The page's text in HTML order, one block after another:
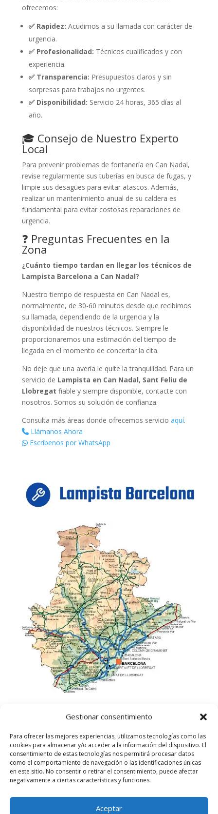
Gestionar consentimiento
Para ofrecer las mejores experiencias, utilizamos tecnologías como las
cookies para almacenar y/o acceder a la información del dispositivo. El
consentimiento de estas tecnologías nos permitirá procesar datos
como el comportamiento de navegación o las identificaciones únicas
en este sitio. No consentir o retirar el consentimiento, puede afectar
negativamente a ciertas características y funciones.
Aceptar
ofrecemos:
✅ Rapidez: Acudimos a su llamada con carácter de
urgencia.
✅ Profesionalidad: Técnicos cualificados y con
experiencia.
✅ Transparencia: Presupuestos claros y sin
sorpresas para trabajos no urgentes.
✅ Disponibilidad: Servicio 24 horas, 365 días al
año.
🎓 Consejo de Nuestro Experto
Local
Para prevenir problemas de fontanería en Can Nadal,
revise regularmente sus tuberías en busca de fugas, y
limpie sus desagües para evitar atascos. Además,
realizar un mantenimiento anual de su caldera es
fundamental para evitar costosas reparaciones de
urgencia.
❓ Preguntas Frecuentes en la
Zona
¿Cuánto tiempo tardan en llegar los técnicos de
Lampista Barcelona a Can Nadal?
Nuestro tiempo de respuesta en Can Nadal es,
normalmente, de 30-60 minutos desde que recibimos
su llamada, dependiendo de la urgencia y la
disponibilidad de nuestros técnicos. Siempre le
proporcionaremos una estimación del tiempo de
llegada en el momento de concertar la cita.
No deje que una avería le quite la tranquilidad. Para un
servicio de Lampista en Can Nadal, Sant Feliu de
Llobregat fiable y siempre disponible, contacte con
nosotros. Somos su solución de confianza.
Consulta más áreas donde ofrecemos servicio aquí.
Llámanos Ahora
Escríbenos por WhatsApp
Lampista Barcelona. Todos los derechos